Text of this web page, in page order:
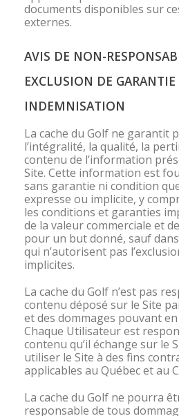
documents disponibles sur
externes.
AVIS DE NON-
EXCLUSION DE GARANTIE
INDEMNISATION
La cache du Golf ne garantit
l’intégralité, la qualité, la
contenu de l’information
Site. Cette information est
sans garantie ni condition
expresse ou implicite, y
les conditions et garanties
de la valeur commerciale et
pour un but donné, sauf
qui n’autorisent pas
implicites.
La cache du Golf n’est pas
contenu déposé sur le Site
et des dommages pouvant
Chaque Utilisateur est
contenu qu’il échange sur le
utiliser le Site à des fins
applicables au Québec et au
La cache du Golf ne pourra
responsable de tous